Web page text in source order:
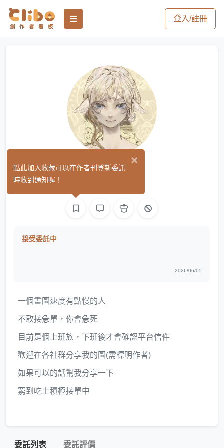
登入/註冊
那塊餅
接受委託中
2026/06/05
一個畫圖速度有點慢的人
不敢接急單，你會急死
目前是個上班族，下班後才會確認平台信件
歡迎在各社群分享我的圖(需標明作者)
如果可以的話幫我分享一下
窮到吃土積極接單中
委託列表 委託評價
×
點此加入收藏可以在作者刊登新委託
時收到通知喔！